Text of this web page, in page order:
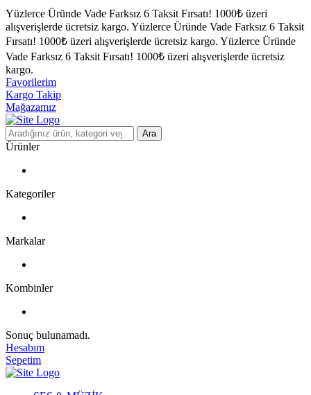
Yüzlerce Üründe Vade Farksız 6 Taksit Fırsatı! 1000₺ üzeri
alışverişlerde ücretsiz kargo. Yüzlerce Üründe Vade Farksız 6 Taksit
Fırsatı! 1000₺ üzeri alışverişlerde ücretsiz kargo. Yüzlerce Üründe
Vade Farksız 6 Taksit Fırsatı! 1000₺ üzeri alışverişlerde ücretsiz
kargo.
Favorilerim
Kargo Takip
Mağazamız
Ara
Ürünler
Kategoriler
Markalar
Kombinler
Sonuç bulunamadı.
Hesabım
Sepetim